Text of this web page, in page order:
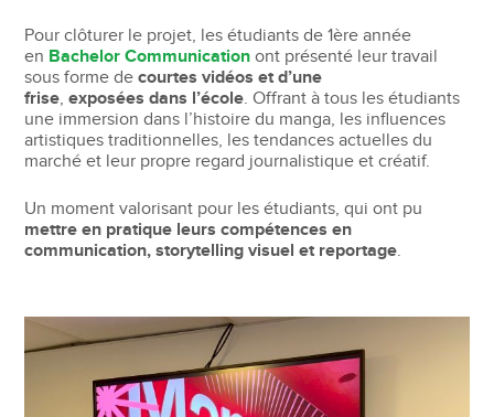
Pour clôturer le projet, les étudiants de 1ère année
en Bachelor Communication ont présenté leur travail
sous forme decourtes vidéos et d’une
frise,exposées dans l’école. Offrant à tous les étudiants
une immersion dans l’histoire du manga, les influences
artistiques traditionnelles, les tendances actuelles du
marché et leur propre regard journalistique et créatif.
Un moment valorisant pour les étudiants, qui ont pu
mettre en pratique leurs compétences en
communication, storytelling visuel et reportage.